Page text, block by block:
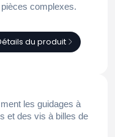
complexes.
du produit
les guidages à
et des vis à billes de